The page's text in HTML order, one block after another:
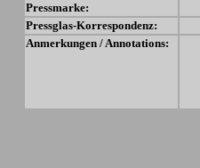
Pressmarke:
Pressglas-Korrespondenz:
Anmerkungen / Annotations: